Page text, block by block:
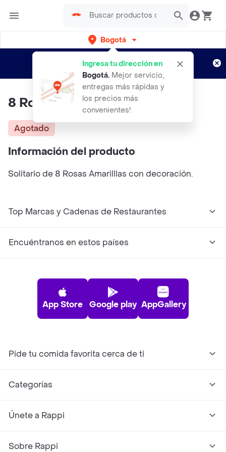
Bogotá
Ingresa tu dirección en
Bogotá. Mejor servicio,
entregas más rápidas y
los precios más
convenientes!
envíos gratis por semanas
Aplican TyC
8 Rosas Amarillas En Solitario
Agotado
Información del producto
Solitario de 8 Rosas Amarilllas con decoración.
Top Marcas y Cadenas de Restaurantes
Encuéntranos en estos países
App Store Google play AppGallery
Pide tu comida favorita cerca de ti
Categorías
Únete a Rappi
Sobre Rappi